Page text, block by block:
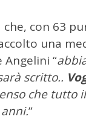
che, con 63
una
Angelini “
scritto..
che
”